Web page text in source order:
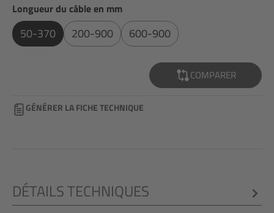
Sélectionnez
Longueur du câble en mm
50-370 200-900 600-900
COMPARER
GÉNÉRER LA FICHE TECHNIQUE
DÉTAILS TECHNIQUES